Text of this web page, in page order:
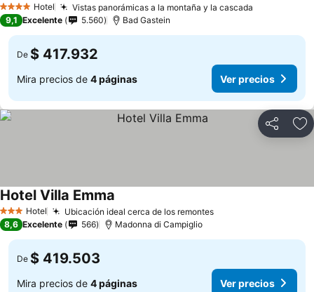
4 EstrellasHotel Vistas panorámicas a la montaña y la cascada
9,1 Excelente 5.560 Bad Gastein
De $ 417.932
Mira precios de 4 páginas Ver precios
Compartir
3 Estrellas
Hotel Ubicación ideal cerca de los remontes
Hotel Villa Emma
8,6 Excelente 566 Madonna di Campiglio
De $ 419.503
Mira precios de 4 páginas Ver precios